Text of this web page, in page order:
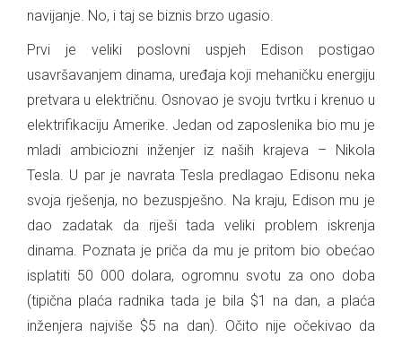
navijanje. No, i taj se biznis brzo ugasio.
Prvi je veliki poslovni uspjeh Edison postigao
usavršavanjem dinama, uređaja koji mehaničku energiju
pretvara u električnu. Osnovao je svoju tvrtku i krenuo u
elektrifikaciju Amerike. Jedan od zaposlenika bio mu je
mladi ambiciozni inženjer iz naših krajeva – Nikola
Tesla. U par je navrata Tesla predlagao Edisonu neka
svoja rješenja, no bezuspješno. Na kraju, Edison mu je
dao zadatak da riješi tada veliki problem iskrenja
dinama. Poznata je priča da mu je pritom bio obećao
isplatiti 50 000 dolara, ogromnu svotu za ono doba
(tipična plaća radnika tada je bila $1 na dan, a plaća
inženjera najviše $5 na dan). Očito nije očekivao da